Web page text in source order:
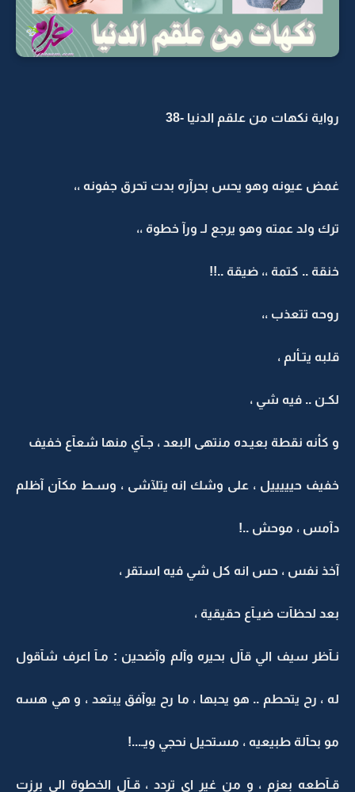
رواية نكهات من علقم الدنيا -38
غمض عيونه وهو يحس بحرآره بدت تحرق جفونه ،،
ترك ولد عمته وهو يرجع لـ ورآ خطوة ،،
خنقة .. كتمة ،، ضيقة ..!!
روحه تتعذب ،،
قلبه يتـألم ،
لكـن .. فيه شي ،
و كأنه نقطة بعيـده منتهى البعد ، جـآي منها شعآع خفيف
خفيف حيييييل ، على وشك انه يتلآشى ، وسـط مكآن آظلم
دآمس ، موحش ..!
آخذ نفس ، حس انه كل شي فيه استقر ،
بعد لحظآت ضيـآع حقيقية ،
نـآظر سيف الي قآل بحيره وآلم وآضحين : مـآ اعرف شآقول
له ، رح يتحطم .. هو يحبها ، ما رح يوآفق يبتعد ، و هي هسه
مو بحآلة طبيعيه ، مستحيل نحجي ويـ...!
قـآطعه بعزم ، و من غير اي تردد ، قـآل الخطوة الي برزت